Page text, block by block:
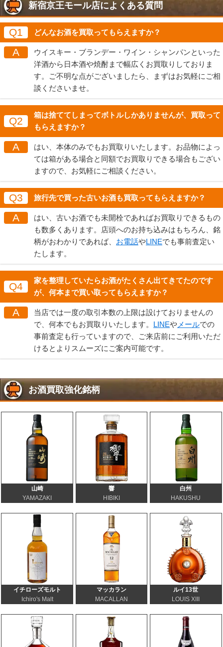
新宿京王モール店によくある質問
Q1 どんなお酒を買取ってもらえますか？
A
ウイスキー・ブランデー・ワイン・シャンパンといった
洋酒から日本酒や焼酎まで幅広くお買取りしておりま
す。ご不明な点がございましたら、まずはお気軽にご相
談くださいませ。
Q2
箱は捨ててしまってボトルしかありませんが、買取って
もらえますか？
A
はい、本体のみでもお買取りいたします。お品物によっ
ては箱がある場合と同額でお買取りできる場合もござい
ますので、お気軽にご相談ください。
Q3 旅行先で買った古いお酒も買取ってもらえますか？
A
はい、古いお酒でも未開栓であればお買取りできるもの
も数多くあります。店頭へのお持ち込みはもちろん、銘
柄がおわかりであれば、 お電話やLINEでも事前査定い
たします。
Q4
家を整理していたらお酒がたくさん出てきてたのです
が、何本まで買い取ってもらえますか？
A
当店では一度の取引本数の上限は設けておりませんの
で、何本でもお買取りいたします。 LINEや メールでの
事前査定も行っていますので、ご来店前にご利用いただ
けるとよりスムーズにご案内可能です。
お酒買取強化銘柄
山崎
YAMAZAKI
響
HIBIKI
白州
HAKUSHU
イチローズモルト
Ichiro's Malt
マッカラン
MACALLAN
ルイ13世
LOUIS XIII